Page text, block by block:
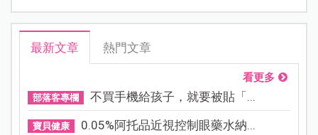
最新文章 熱門文章
看更多
部落客專欄 不買手機給孩子，就要被貼「...
寶貝健康 0.05%阿托品近視控制眼藥水納...